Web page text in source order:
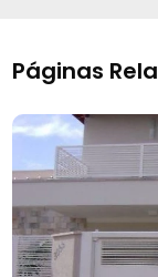
Páginas